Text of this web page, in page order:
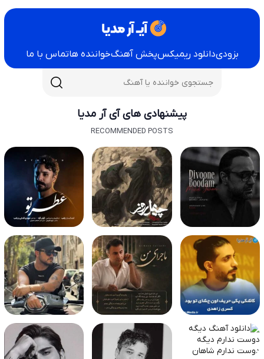
بزودیدانلود ریمیکسپخش آهنگخواننده هاتماس با ما
پیشنهادی های آی آر مدیا
RECOMMENDED POSTS